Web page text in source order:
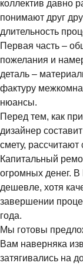
коллектив давно
понимают друг
длительность
Первая часть –
пожелания и
деталь –
фактуру
нюансы.
Перед тем, как
дизайнер
смету, рассчитают
Капитальный
огромных денег. В
дешевле, хотя
завершении
года.
Мы готовы
Вам наверняка
затягивались на